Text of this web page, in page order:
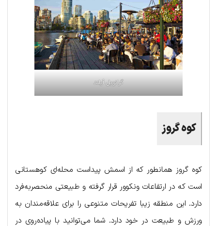
گرانویل آیلند
کوه گروز
کوه گروز همانطور که از اسمش پیداست محله‌ای کوهستانی
است که در ارتفاعات ونکوور قرار گرفته و طبیعتی منحصربه‌فرد
دارد. این منطقه زیبا تفریحات متنوعی را برای علاقه‌مندان به
ورزش و طبیعت در خود دارد. شما می‌توانید با پیاده‌روی در